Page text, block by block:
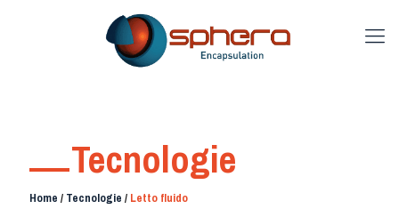
Tecnologie
Home / Tecnologie / Letto fluido